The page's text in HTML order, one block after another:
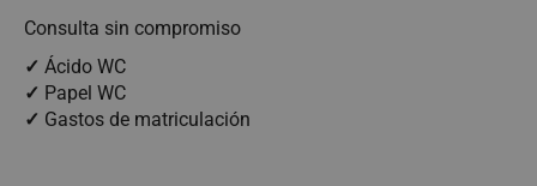
Consulta sin compromiso
✓ Ácido WC
✓ Papel WC
✓ Gastos de matriculación